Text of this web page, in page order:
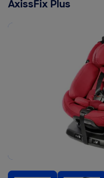
AxissFix Plus